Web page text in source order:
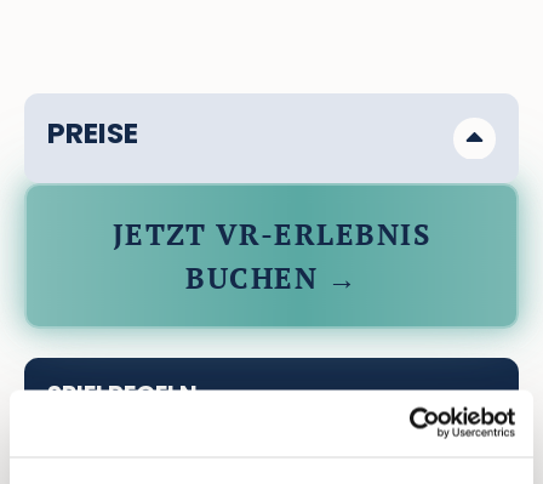
PREISE
15 €* / 20 €
Wochenende - 20 Minuten
Standard - 40 Minuten
20€* / 25€
JETZT VR-ERLEBNIS
BUCHEN →
SPIELREGELN